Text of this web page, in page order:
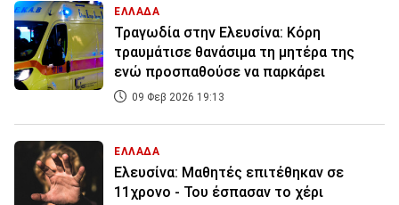
ΕΛΛΑΔΑ
Τραγωδία στην Ελευσίνα: Κόρη
τραυμάτισε θανάσιμα τη μητέρα της
ενώ προσπαθούσε να παρκάρει
09 Φεβ 2026 19:13
ΕΛΛΑΔΑ
Ελευσίνα: Μαθητές επιτέθηκαν σε
11χρονο - Του έσπασαν το χέρι